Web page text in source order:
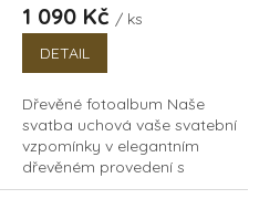
produktu
5,0
5
hvězdiček.
1 090 Kč / ks
DETAIL
Dřevěné fotoalbum Naše
svatba uchová vaše svatební
vzpomínky v elegantním
dřevěném provedení s
jemným gravírováním.